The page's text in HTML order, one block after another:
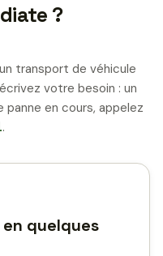
?
transport de véhicule
votre besoin : un
panne en cours, appelez
.
quelques